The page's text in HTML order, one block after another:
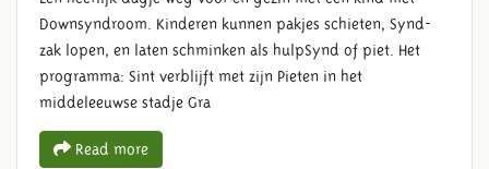
Downsyndroom. Kinderen kunnen pakjes schieten, Synd-
zak lopen, en laten schminken als hulpSynd of piet. Het
programma: Sint verblijft met zijn Pieten in het
middeleeuwse stadje Gra
Read more